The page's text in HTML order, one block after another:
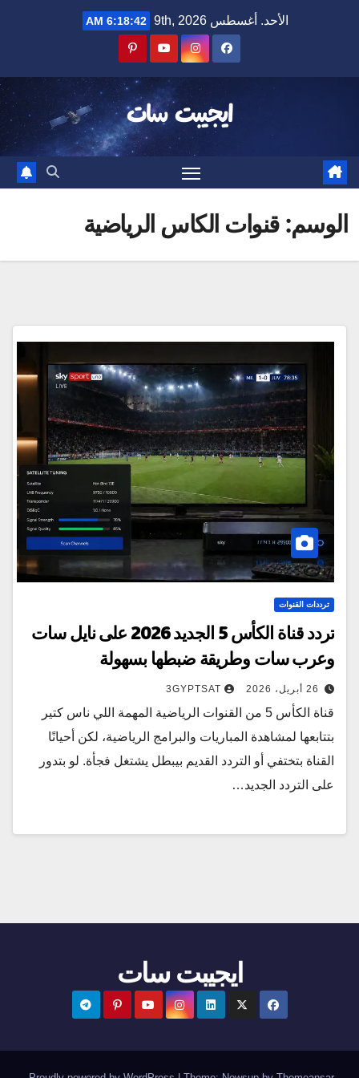
الأحد. أغسطس 9th, 2026 6:18:43 AM
ايجيبت سات
الوسم:قنوات الكاس الرياضية
ترددات القنوات
تردد قناة الكأس 5 الجديد 2026 على نايل سات
وعرب سات وطريقة ضبطها بسهولة
26 أبريل، 2026 3GYPTSAT
قناة الكأس 5 من القنوات الرياضية المهمة اللي ناس كتير
بتتابعها لمشاهدة المباريات والبرامج الرياضية، لكن أحيانًا
القناة بتختفي أو التردد القديم بيبطل يشتغل فجأة. لو بتدور
على التردد الجديد…
ايجيبت سات